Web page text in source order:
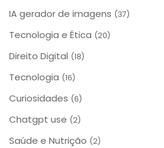
IA gerador de imagens (37)
Tecnologia e Ética (20)
Direito Digital (18)
Tecnologia (16)
Curiosidades (6)
Chatgpt use (2)
Saúde e Nutrição (2)